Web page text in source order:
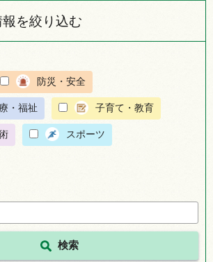
を絞り込む
防災・安全
・福祉 子育て・教育
スポーツ